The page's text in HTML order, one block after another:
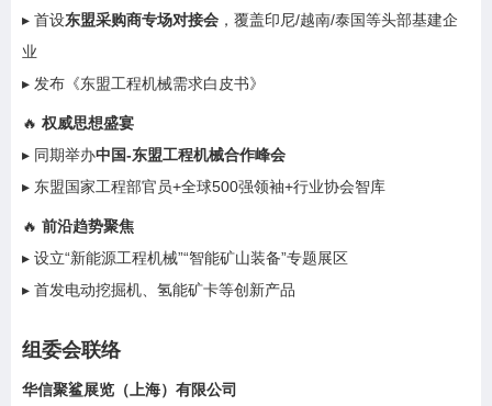
▸ 首设‌东盟采购商专场对接会 ‌，覆盖印尼/越南/泰国等头部基建企
业
▸ 发布《东盟工程机械需求白皮书》
🔥 ‌ 权威思想盛宴
▸ 同期举办‌中国-东盟工程机械合作峰会
▸ 东盟国家工程部官员+全球500强领袖+行业协会智库
🔥 ‌ 前沿趋势聚焦
▸ 设立“新能源工程机械”“智能矿山装备”专题展区
▸ 首发电动挖掘机、氢能矿卡等创新产品
组委会联络
华信聚鲨展览（上海）有限公司